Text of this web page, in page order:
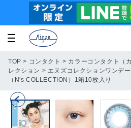
TOP > コンタクト > カラーコンタクト（
レクション > エヌズコレクションワンデー
（N's COLLECTION）1箱10枚入り